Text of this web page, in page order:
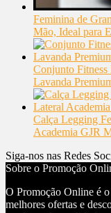
Feminina de
Mão, Ideal para
Conjunto
Lavanda
Calça Legging
Academia GJR
Siga-nos nas Redes
Sobre o Promoção
O Promoção Online é
melhores ofertas e